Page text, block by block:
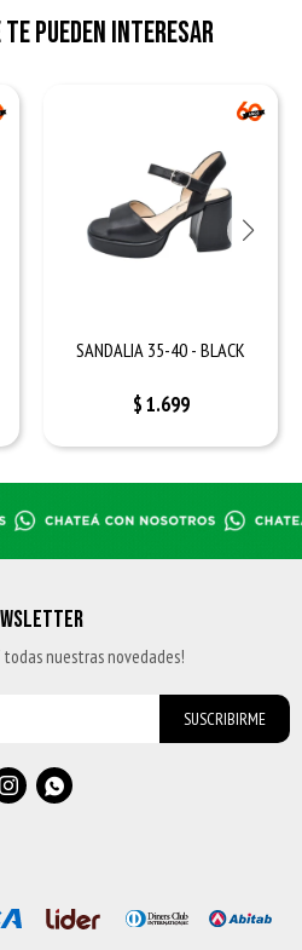
pueden interesar
SANDALIA 35-40 - BLACK
$1.699
todas nuestras novedades!
SUSCRIBIRME
 